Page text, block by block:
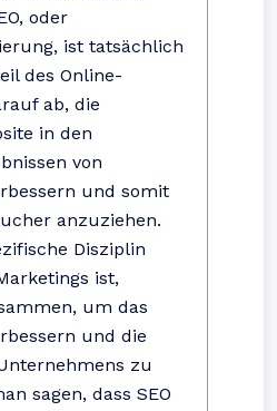
oder
ist tatsächlich
des Online-
ab, die
in den
von
und somit
anzuziehen.
Disziplin
ist,
um das
und die
zu
sagen, dass SEO